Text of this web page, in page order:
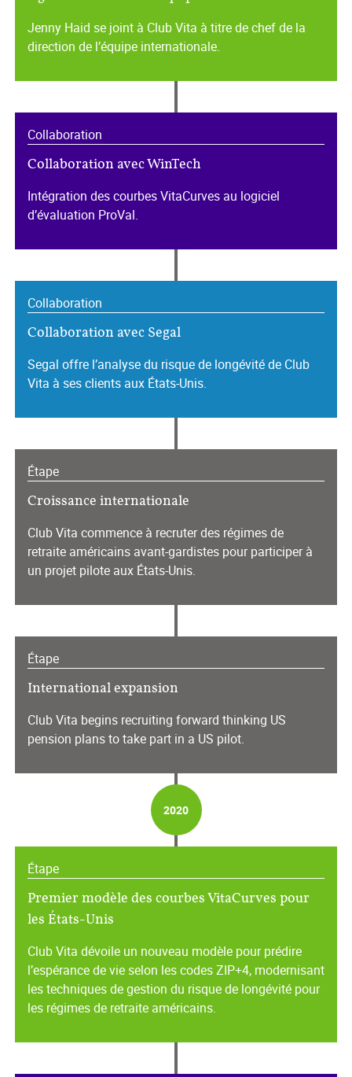
Jenny Haid se joint à Club Vita à titre de chef de la
direction de l’équipe internationale.
Collaboration
Collaboration avec WinTech
Intégration des courbes VitaCurves au logiciel
d’évaluation ProVal.
Collaboration
Collaboration avec Segal
Segal offre l’analyse du risque de longévité de Club
Vita à ses clients aux États-Unis.
Étape
Croissance internationale
Club Vita commence à recruter des régimes de
retraite américains avant-gardistes pour participer à
un projet pilote aux États-Unis.
Étape
International expansion
Club Vita begins recruiting forward thinking US
pension plans to take part in a US pilot.
2020
Étape
Premier modèle des courbes VitaCurves pour
les États-Unis
Club Vita dévoile un nouveau modèle pour prédire
l’espérance de vie selon les codes ZIP+4, modernisant
les techniques de gestion du risque de longévité pour
les régimes de retraite américains.